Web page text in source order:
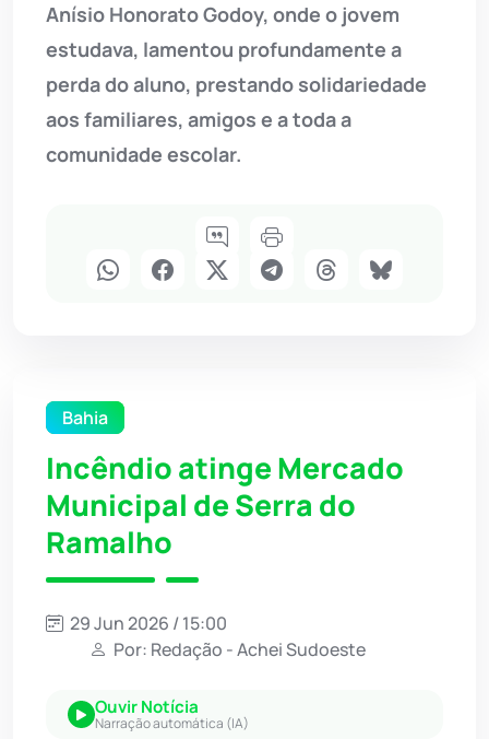
Anísio Honorato Godoy, onde o jovem
estudava, lamentou profundamente a
perda do aluno, prestando solidariedade
aos familiares, amigos e a toda a
comunidade escolar.
Bahia
Incêndio atinge Mercado
Municipal de Serra do
Ramalho
29 Jun 2026 / 15:00
Por: Redação - Achei Sudoeste
Ouvir Notícia
Narração automática (IA)